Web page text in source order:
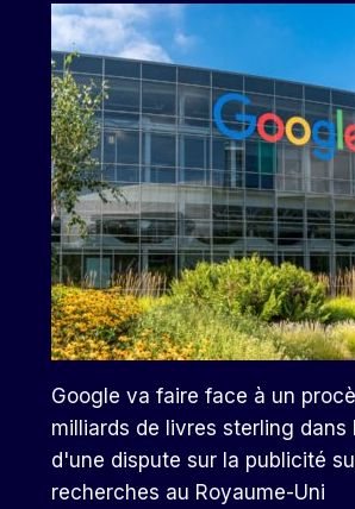
Google va faire face à un
milliards de livres sterling dans
d'une dispute sur la publicité
recherches au Royaume-Uni